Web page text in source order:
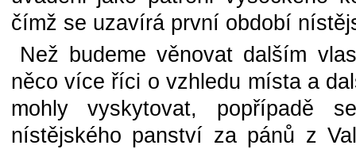
čímž se uzavírá první období
Než budeme věnovat dalším
něco více říci o vzhledu místa a
mohly vyskytovat, popřípadě
nístějského panství za pánů z